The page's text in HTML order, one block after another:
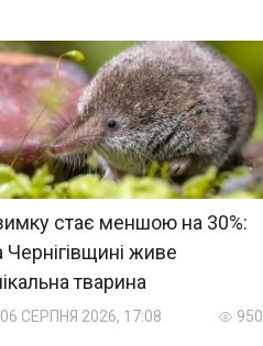
стає меншою на 30%:
Чернігівщині живе
тварина
06 СЕРПНЯ 2026, 17:08 950